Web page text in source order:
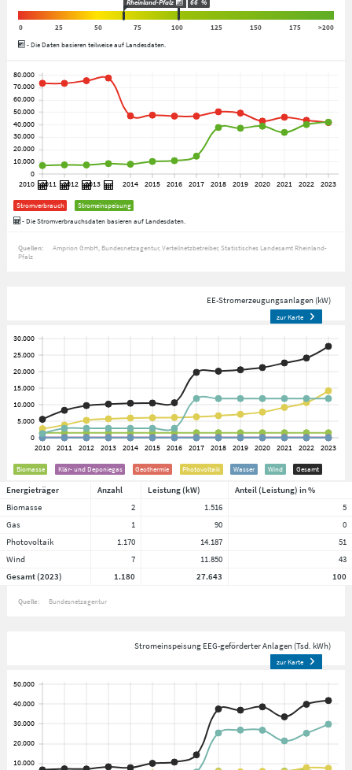
Rheinland-Pfalz 66 %
0 25 50 75 100 125 150 175
>200
- Die Daten basieren teilweise auf Landesdaten.
Stromverbrauch
Stromeinspeisung
- Die Stromverbrauchsdaten basieren auf Landesdaten.
Quellen: Amprion GmbH Bundesnetzagentur Verteilnetzbetreiber Statistisches Landesamt Rheinland-
Pfalz
EE-Stromerzeugungsanlagen (kW)
zur Karte
Biomasse Klär- und Deponiegas Geothermie Photovoltaik Wasser Wind Gesamt
Energieträger Anzahl Leistung (kW)
Anteil (Leistung) in %
Biomasse
2 1.516
5
Gas
1 90
0
Photovoltaik
1.170 14.187
51
Wind
7 11.850
43
Gesamt (2023)
1.180 27.643 100
Quelle: Bundesnetzagentur
Stromeinspeisung EEG-geförderter Anlagen (Tsd. kWh)
zur Karte